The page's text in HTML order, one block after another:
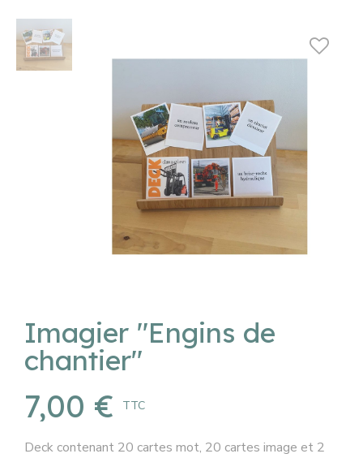
Imagier "Engins de
chantier"
7,00 € TTC
Deck contenant 20 cartes mot, 20 cartes image et 2